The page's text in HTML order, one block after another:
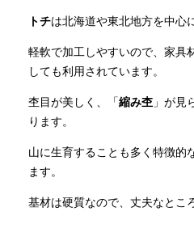
トチは北海道や東北地方を中心
軽軟で加工しやすいので、家具
しても利用されています。
杢目が美しく、「縮み杢 」が見
ります。
山に生育することも多く特徴的
ます。
基材は硬質なので、丈夫なとこ